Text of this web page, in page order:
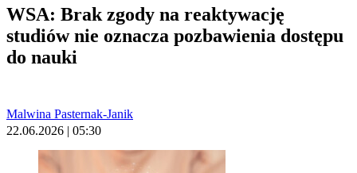
WSA: Brak zgody na reaktywację
studiów nie oznacza pozbawienia dostępu
do nauki
Malwina Pasternak-Janik
22.06.2026 | 05:30